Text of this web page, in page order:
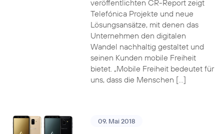
veröffentlichten CR-Report zeigt
Telefónica Projekte und neue
Lösungsansätze, mit denen das
Unternehmen den digitalen
Wandel nachhaltig gestaltet und
seinen Kunden mobile Freiheit
bietet. „Mobile Freiheit bedeutet für
uns, dass die Menschen […]
09. Mai 2018